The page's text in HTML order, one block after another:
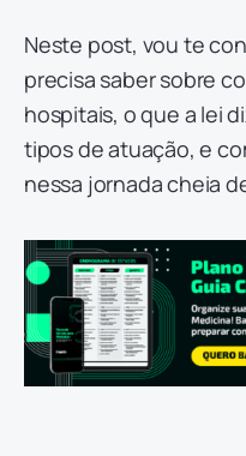
Neste post, vou te
precisa saber sobre
hospitais, o que a lei
tipos de atuação, e
nessa jornada cheia